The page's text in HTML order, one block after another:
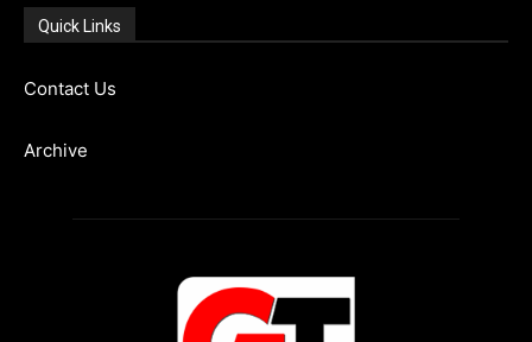
Quick Links
Contact Us
Archive